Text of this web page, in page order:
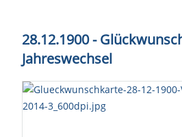
28.12.1900 -
Jahreswechsel